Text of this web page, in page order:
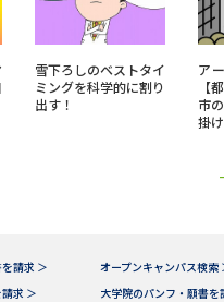
雪下ろしのベストタイ
ミングを科学的に割り
出す！
ア
【
市
掛
請求 ＞
オープンキャンパス検索
求 ＞
大学院のパンフ・願書を